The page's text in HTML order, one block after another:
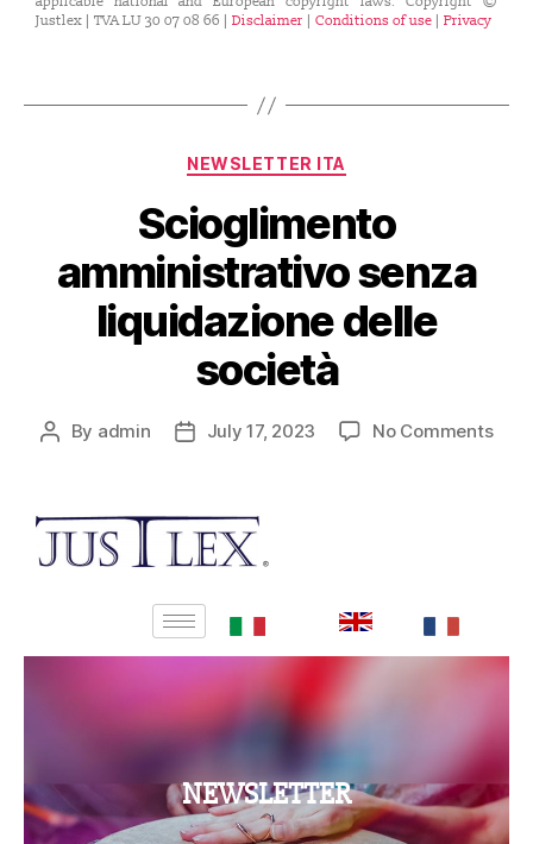
Justlex | TVA LU 30 07 08 66 | Disclaimer Conditions of use Privacy
NEWSLETTER ITA
Scioglimento
amministrativo senza
liquidazione delle
società
By admin July 17, 2023 No Comments
NEWSLETTER